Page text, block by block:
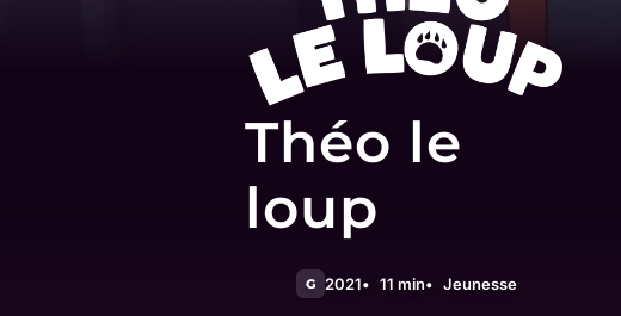
Théo le
loup
G 2021 11 min Jeunesse